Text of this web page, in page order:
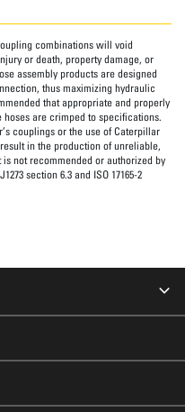
combinations will void
or death, property damage, or
assembly products are designed
thus maximizing hydraulic
that appropriate and properly
are crimped to specifications.
couplings or the use of Caterpillar
in the production of unreliable,
not recommended or authorized by
section 6.3 and ISO 17165-2